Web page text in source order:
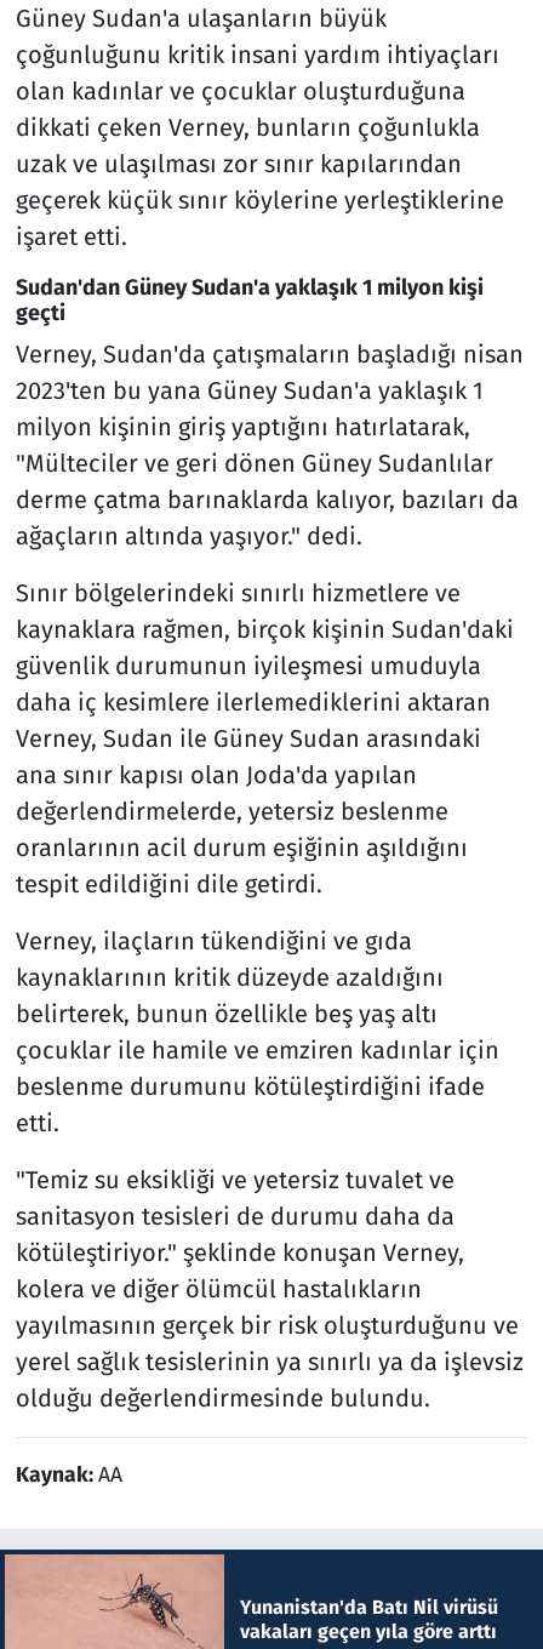
Güney Sudan'a ulaşanların büyük
çoğunluğunu kritik insani yardım ihtiyaçları
olan kadınlar ve çocuklar oluşturduğuna
dikkati çeken Verney, bunların çoğunlukla
uzak ve ulaşılması zor sınır kapılarından
geçerek küçük sınır köylerine yerleştiklerine
işaret etti.
Sudan'dan Güney Sudan'a yaklaşık 1 milyon kişi
geçti
Verney, Sudan'da çatışmaların başladığı nisan
2023'ten bu yana Güney Sudan'a yaklaşık 1
milyon kişinin giriş yaptığını hatırlatarak,
"Mülteciler ve geri dönen Güney Sudanlılar
derme çatma barınaklarda kalıyor, bazıları da
ağaçların altında yaşıyor." dedi.
Sınır bölgelerindeki sınırlı hizmetlere ve
kaynaklara rağmen, birçok kişinin Sudan'daki
güvenlik durumunun iyileşmesi umuduyla
daha iç kesimlere ilerlemediklerini aktaran
Verney, Sudan ile Güney Sudan arasındaki
ana sınır kapısı olan Joda'da yapılan
değerlendirmelerde, yetersiz beslenme
oranlarının acil durum eşiğinin aşıldığını
tespit edildiğini dile getirdi.
Verney, ilaçların tükendiğini ve gıda
kaynaklarının kritik düzeyde azaldığını
belirterek, bunun özellikle beş yaş altı
çocuklar ile hamile ve emziren kadınlar için
beslenme durumunu kötüleştirdiğini ifade
etti.
"Temiz su eksikliği ve yetersiz tuvalet ve
sanitasyon tesisleri de durumu daha da
kötüleştiriyor." şeklinde konuşan Verney,
kolera ve diğer ölümcül hastalıkların
yayılmasının gerçek bir risk oluşturduğunu ve
yerel sağlık tesislerinin ya sınırlı ya da işlevsiz
olduğu değerlendirmesinde bulundu.
Kaynak:AA
Yunanistan'da Batı Nil virüsü
vakaları geçen yıla göre arttı